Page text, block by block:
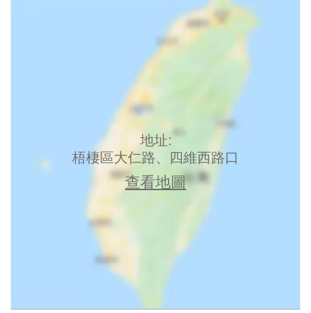
地址:
梧棲區大仁路、四維西路口
查看地圖